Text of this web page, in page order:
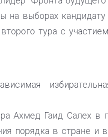
на выборах
тура с
Ахмед Гаид Салех в
порядка в стране и